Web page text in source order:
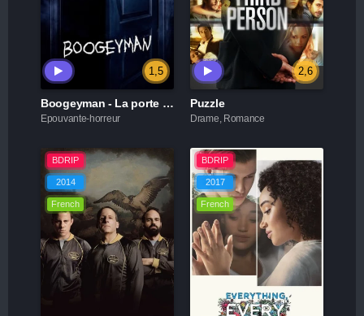
1,5
Boogeyman - La porte des cauchemars
Epouvante-horreur
2,6
Puzzle
Drame, Romance
BDRIP
2014
French
BDRIP
2017
French